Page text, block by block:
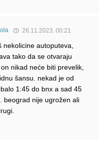
26.11.2023. 00:21
autoputeva,
tako da se otvaraju
nikad neće biti prevelik,
šansu. nekad je od
1:45 do bnx a sad 45
beograd nije ugrožen ali